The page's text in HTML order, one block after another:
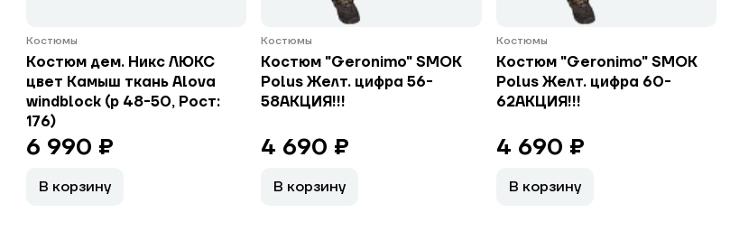
Костюмы
Костюм дем. Никс ЛЮКС
цвет Камыш ткань Alova
windblock (р 48-50, Рост:
176)
6 990 ₽
В корзину
Костюмы
Костюм "Geronimo" SMOK
Polus Желт. цифра 56-
58АКЦИЯ!!!
4 690 ₽
В корзину
Костюмы
Костюм "Geronimo" SMOK
Polus Желт. цифра 60-
62АКЦИЯ!!!
4 690 ₽
В корзину